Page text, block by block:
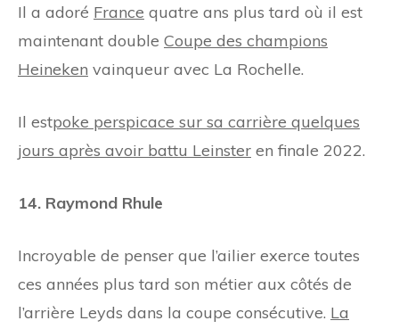
Il a adoré France quatre ans plus tard où il est
maintenant double Coupe des champions
Heineken vainqueur avec La Rochelle.
Il estpoke perspicace sur sa carrière quelques
jours après avoir battu Leinster en finale 2022.
14. Raymond Rhule
Incroyable de penser que l’ailier exerce toutes
ces années plus tard son métier aux côtés de
l’arrière Leyds dans la coupe consécutive. La